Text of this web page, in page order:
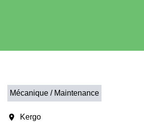
Mécanique / Maintenance
location_on
Kergo